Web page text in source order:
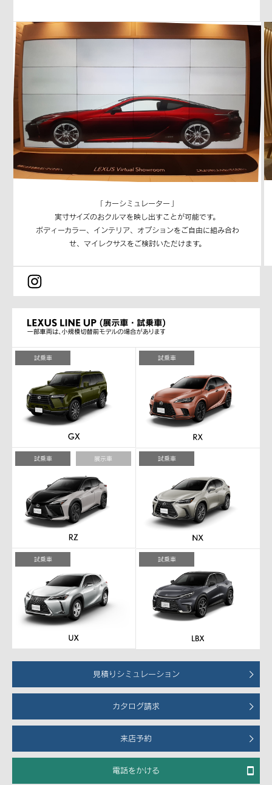
「 カーシミュレーター 」
実寸サイズのおクルマを映し出すことが可能です。
ボディーカラー、インテリア、オプションをご自由に組み合わ
せ、マイレクサスをご検討いただけます。
試乗車 試乗車
試乗車 展示車 試乗車
試乗車 試乗車
見積りシミュレーション
カタログ請求
来店予約
電話をかける